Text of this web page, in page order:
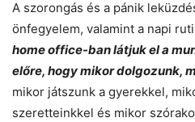
A szorongás és a pánik
önfegyelem, valamint a napi
home office-ban látjuk el a
előre, hogy mikor dolgozunk,
mikor játszunk a gyerekkel,
szeretteinkkel és mikor